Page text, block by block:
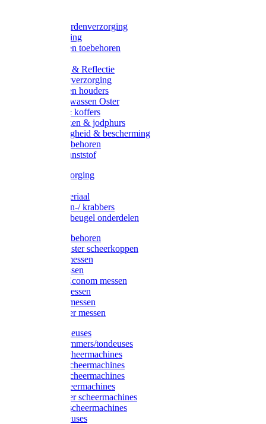
Rapide paardenverzorging
Ruiter kleding
Hoofdstellen toebehoren
Verlichting & Reflectie
Rapide leerverzorging
Likstenen en houders
Poetsen & wassen Oster
Poetssets & koffers
Ruiter laarzen & jodphurs
Ruiter veiligheid & bescherming
Ruiter - toebehoren
Voerbak kunststof
Klauwverzorging
Injectiemateriaal
Hoefmessen-/ krabbers
Hoefbekapbeugel onderdelen
Messen toebehoren
Moser & Oster scheerkoppen
Hauptner messen
Liscop messen
Aesculap/Econom messen
Heiniger messen
Constanta messen
FarmClipper messen
Moser tondeuses
Overige trimmers/tondeuses
Heiniger scheermachines
Hauptner scheermachines
Aesculap scheermachines
Liscop scheermachines
FarmClipper scheermachines
Constanta scheermachines
Wahl tondeuses